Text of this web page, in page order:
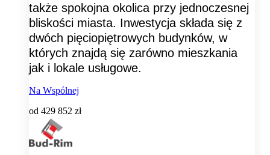
także spokojna okolica przy jednoczesnej
bliskości miasta. Inwestycja składa się z
dwóch pięciopiętrowych budynków, w
których znajdą się zarówno mieszkania
jak i lokale usługowe.
Na Wspólnej
od 429 852 zł